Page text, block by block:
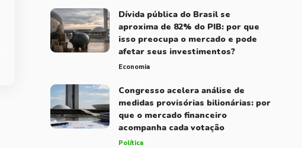
Dívida pública do Brasil se
aproxima de 82% do PIB: por que
isso preocupa o mercado e pode
afetar seus investimentos?
Economia
Congresso acelera análise de
medidas provisórias bilionárias: por
que o mercado financeiro
acompanha cada votação
Política